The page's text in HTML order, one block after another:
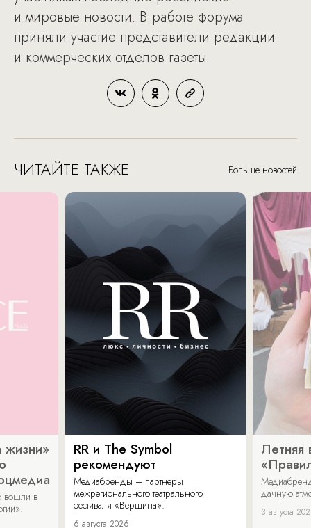
и мировые новости. В работе форума
приняли участие представители редакции
и коммерческих отделов газеты.
ЧИТАЙТЕ ТАКЖЕ Больше новостей
жизни»
вошли в
RR и The Symbol
рекомендуют
Медиабренды – партнеры
межрегионального театрального
фестиваля «Вершина».
6 августа 2026
Летняя
дачную
3 августа